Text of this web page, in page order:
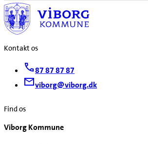
Kontakt os
87 87 87 87
viborg@viborg.dk
Find os
Viborg Kommune